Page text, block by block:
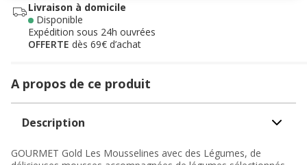
Livraison à domicile
Disponible
Expédition sous 24h ouvrées
OFFERTE dès 69€ d’achat
A propos de ce produit
Description
GOURMET Gold Les Mousselines avec des Légumes, de